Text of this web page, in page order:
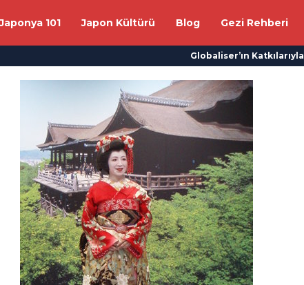
Japonya 101 Japon Kültürü Blog Gezi Rehberi
Globaliser’ın Katkılarıyla